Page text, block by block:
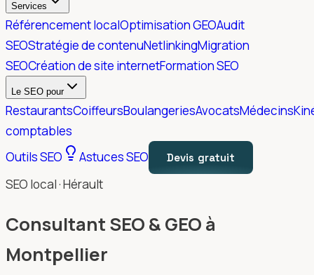
Services
Référencement localOptimisation GEOAudit
SEOStratégie de contenuNetlinkingMigration
SEOCréation de site internetFormation SEO
Le SEO pour
RestaurantsCoiffeursBoulangeriesAvocatsMédecins
comptables
Outils SEO
Astuces SEO Devis gratuit
SEO local · Hérault
Consultant SEO & GEO à
Montpellier